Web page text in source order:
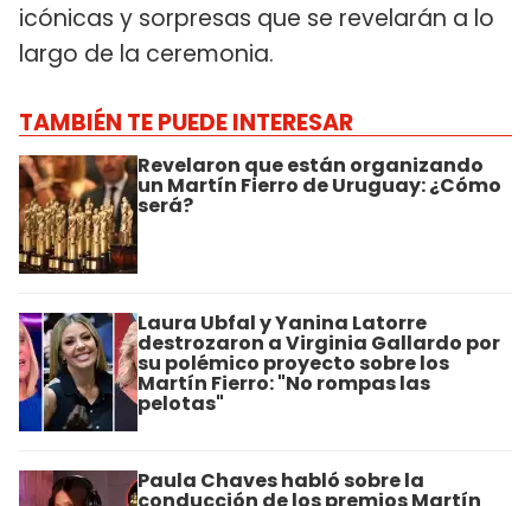
icónicas y sorpresas que se revelarán a lo
largo de la ceremonia.
TAMBIÉN TE PUEDE INTERESAR
Revelaron que están organizando
un Martín Fierro de Uruguay: ¿Cómo
será?
Laura Ubfal y Yanina Latorre
destrozaron a Virginia Gallardo por
su polémico proyecto sobre los
Martín Fierro: "No rompas las
pelotas"
Paula Chaves habló sobre la
conducción de los premios Martín